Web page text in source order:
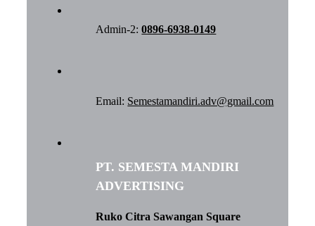
Admin-2:0896-6938-0149
Email: Semestamandiri.adv@gmail.com
PT. SEMESTA MANDIRI
ADVERTISING
Ruko Citra Sawangan Square